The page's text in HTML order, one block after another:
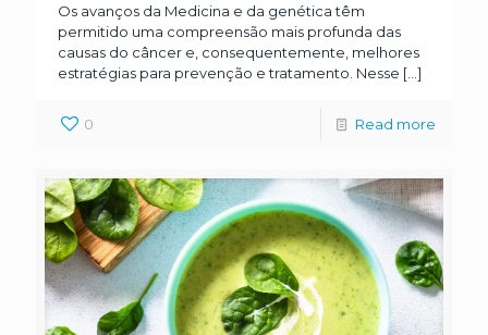
Os avanços da Medicina e da genética têm
permitido uma compreensão mais profunda das
causas do câncer e, consequentemente, melhores
estratégias para prevenção e tratamento. Nesse […]
0 Read more